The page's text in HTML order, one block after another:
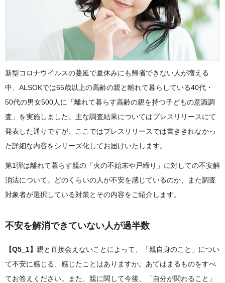
新型コロナウイルスの蔓延で夏休みにも帰省できない人が増える
中、ALSOKでは65歳以上の高齢の親と離れて暮らしている40代・
50代の男女500人に「離れて暮らす高齢の親を持つ子どもの意識調
査」を実施しました。主な調査結果についてはプレスリリースにて
発表した通りですが、ここではプレスリリースでは書ききれなかっ
た詳細な内容をシリーズ化してお届けいたします。
第1弾は離れて暮らす親の「火の不始末や戸締り」に対しての不安解
消法について。どのくらいの人が不安を感じているのか、また調査
対象者が選択している対策とその内容をご紹介します。
不安を解消できていない人が過半数
【Q5_1】 親と直接会えないことによって、「親自身のこと」につい
て不安に感じる、感じたことはありますか。あてはまるものをすべ
てお答えください。また、親に関して今後、「自分が関わること」